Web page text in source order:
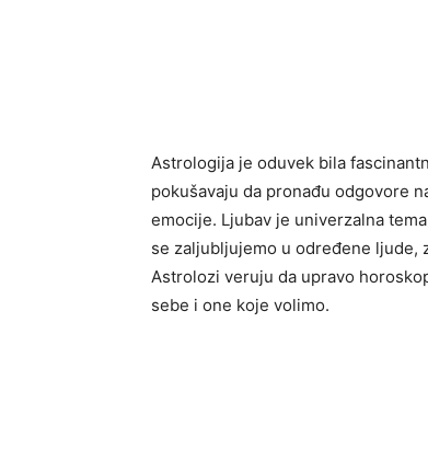
Astrologija je oduvek bila
pokušavaju da pronađu odgovore
emocije. Ljubav je univerzalna
se zaljubljujemo u određene ljude,
Astrolozi veruju da upravo
sebe i one koje volimo.